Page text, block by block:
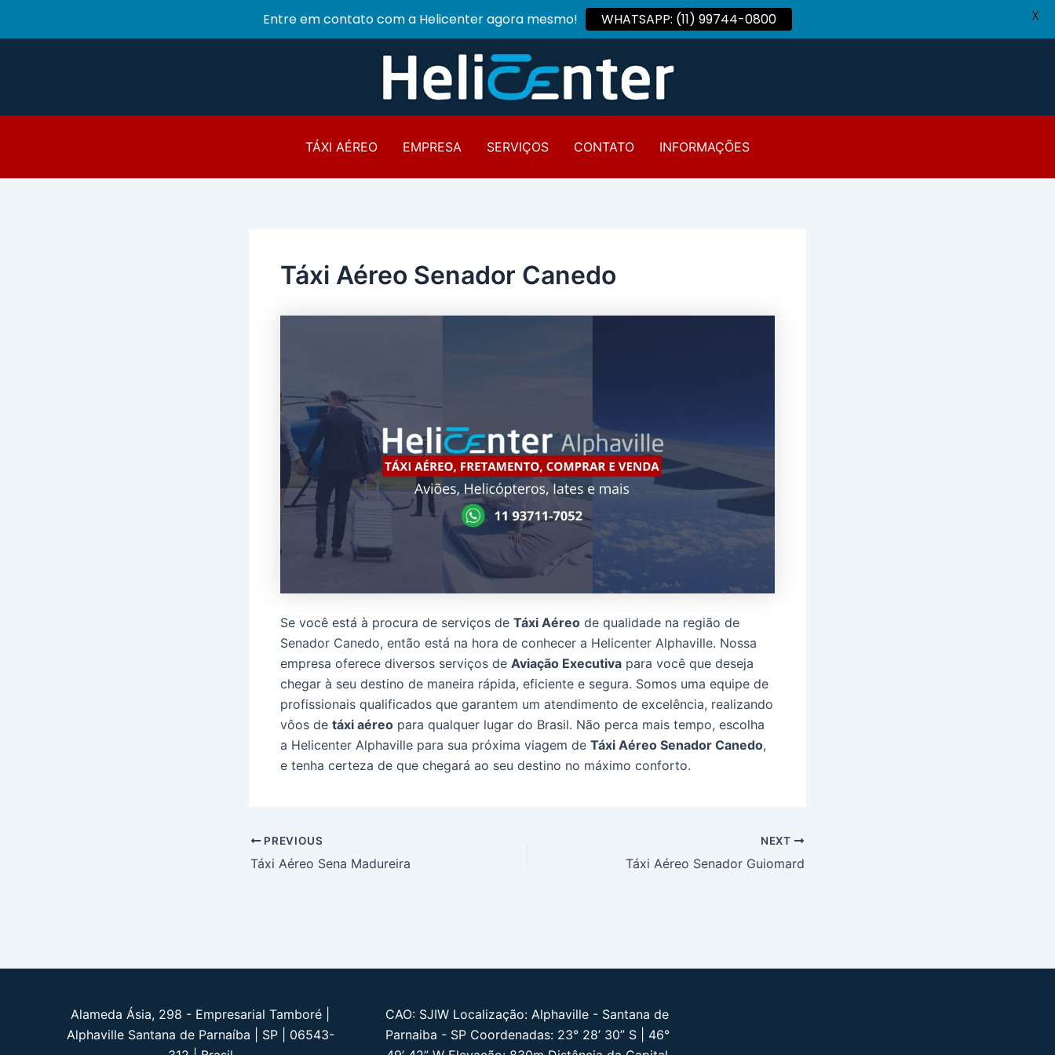
TÁXI AÉREO EMPRESA SERVIÇOS CONTATO INFORMAÇÕES
Táxi Aéreo Senador Canedo
Se você está à procura de serviços de Táxi Aéreo de qualidade na região de
Senador Canedo, então está na hora de conhecer a Helicenter Alphaville. Nossa
empresa oferece diversos serviços de Aviação Executiva para você que deseja
chegar à seu destino de maneira rápida, eficiente e segura. Somos uma equipe de
profissionais qualificados que garantem um atendimento de excelência, realizando
vôos de táxi aéreo para qualquer lugar do Brasil. Não perca mais tempo, escolha
a Helicenter Alphaville para sua próxima viagem de Táxi Aéreo Senador Canedo,
e tenha certeza de que chegará ao seu destino no máximo conforto.
Post
navigation
PREVIOUS
Táxi Aéreo Sena Madureira
NEXT
Táxi Aéreo Senador Guiomard
Alameda Ásia, 298 - Empresarial Tamboré |
Alphaville Santana de Parnaíba | SP | 06543-
CAO: SJIW Localização: Alphaville - Santana de
Parnaiba - SP Coordenadas: 23° 28’ 30” S | 46°
Entre em contato com a Helicenter agora mesmo! WHATSAPP: (11) 99744-0800 X